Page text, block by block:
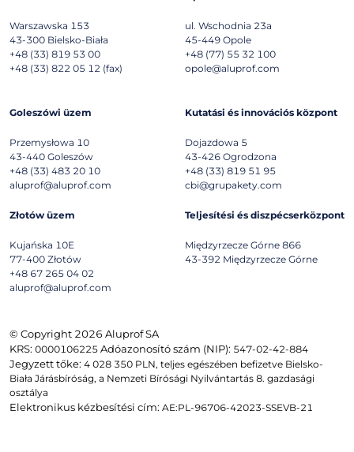
Warszawska 153
43-300 Bielsko-Biała
+48 (33) 819 53 00
+48 (33) 822 05 12 (fax)
ul. Wschodnia 23a
45-449 Opole
+48 (77) 55 32 100
opole@aluprof.com
Goleszówi üzem
Przemysłowa 10
43-440 Goleszów
+48 (33) 483 20 10
aluprof@aluprof.com
Kutatási és innovációs központ
Dojazdowa 5
43-426 Ogrodzona
+48 (33) 819 51 95
cbi@grupakety.com
Złotów üzem
Kujańska 10E
77-400 Złotów
+48 67 265 04 02
aluprof@aluprof.com
Teljesítési és diszpécserközpont
Międzyrzecze Górne 866
43-392 Międzyrzecze Górne
© Copyright 2026 Aluprof SA
KRS: 0000106225 Adóazonosító szám (NIP): 547-02-42-884
Jegyzett tőke: 4 028 350 PLN, teljes egészében befizetve Bielsko-
Biała Járásbíróság, a Nemzeti Bírósági Nyilvántartás 8. gazdasági
osztálya
Elektronikus kézbesítési cím: AE:PL-96706-42023-SSEVB-21